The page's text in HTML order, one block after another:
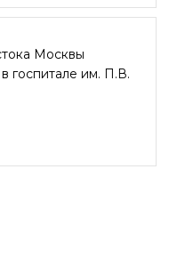
Москвы
госпитале им. П.В.